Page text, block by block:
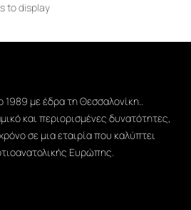
to display
1989 με έδρα τη Θεσσαλονίκη..
και περιορισμένες δυνατότητες,
σε μια εταιρία που καλύπτει
Ευρώπης.